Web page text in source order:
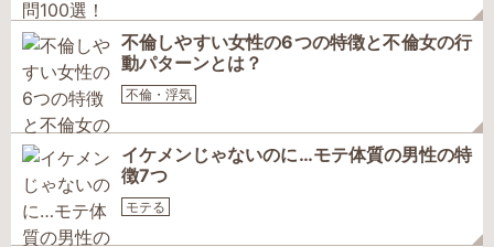
不倫しやすい女性の6つの特徴と不倫女の行
動パターンとは？
不倫・浮気
イケメンじゃないのに…モテ体質の男性の特
徴7つ
モテる